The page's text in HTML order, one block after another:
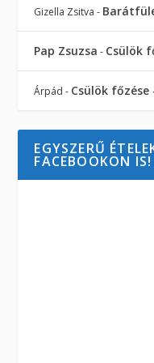
Gizella Zsitva -
Pap Zsuzsa - Csülök
Árpád - Csülök
EGYSZERŰ
FACEBOOKON IS!